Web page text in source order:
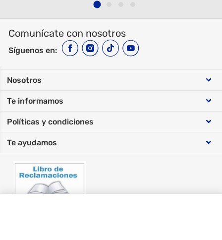
Comunícate con nosotros
Síguenos en:
Nosotros
Sobre Makro
Trabaja con nosotros
Te informamos
Cyber Days
Cyber Wow
Políticas y condiciones
Política de datos personales
Condiciones y promociones
Términos y condiciones
Te ayudamos
Facturación Electrónica